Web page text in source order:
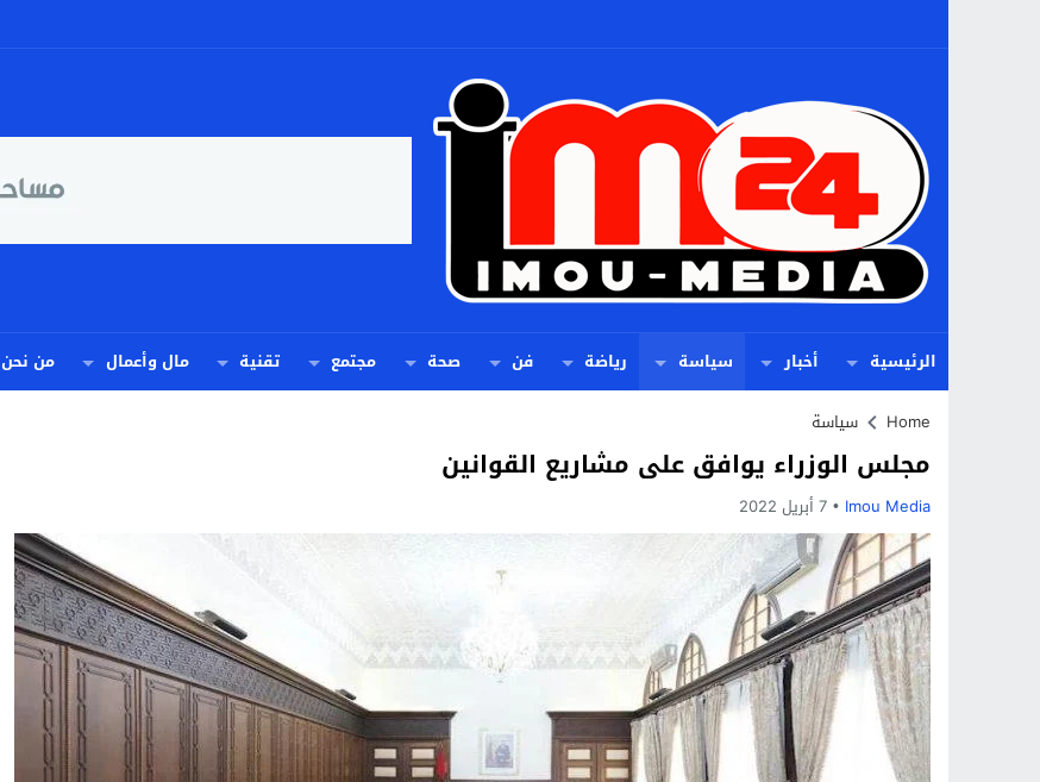
الرئيسية أخبار سياسة رياضة فن صحة مجتمع تقنية مال وأعمال من نحن
Home سياسة
مجلس الوزراء يوافق على مشاريع القوانين
Imou Media 7 أبريل 2022